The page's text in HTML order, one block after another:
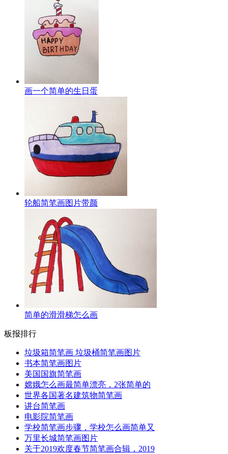
画一个简单的生日蛋
轮船简笔画图片带颜
简单的滑滑梯怎么画
板报排行
垃圾箱简笔画 垃圾桶简笔画图片
书本简笔画图片
美国国旗简笔画
嫦娥怎么画最简单漂亮，2张简单的
世界各国著名建筑物简笔画
讲台简笔画
电影院简笔画
学校简笔画步骤，学校怎么画简单又
万里长城简笔画图片
关于2019欢度春节简笔画合辑，2019